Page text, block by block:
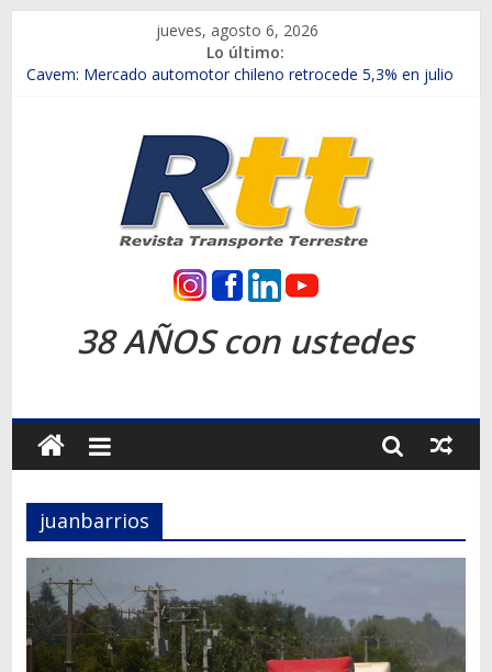
contenido
jueves, agosto 6, 2026
Lo último:
Chile es el primer mercado internacional en lanzar la nueva
Salfa suma vehículos electrificados de Chevrolet en el Biobío
Samex amplía su red con nuevas sucursales en Rancagua y
SINOTRUK Pick-ups presentó la recién estrenada Bolden en
la Expo Compras Públicas 2026
Revista
Transporte
Terrestre
Autos,
camiones,
motos,
información
del
mundo
38 AÑOS con ustedes
juanbarrios